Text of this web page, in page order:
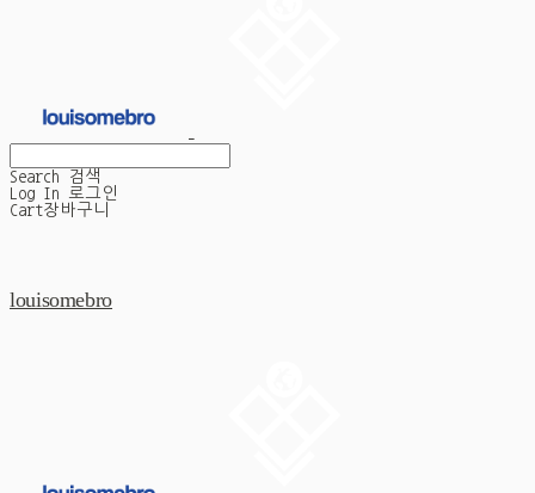
Search
검색
Log In
로그인
Cart장바구니
louisomebro